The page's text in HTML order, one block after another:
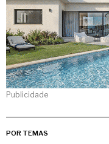
Publicidade
POR TEMAS